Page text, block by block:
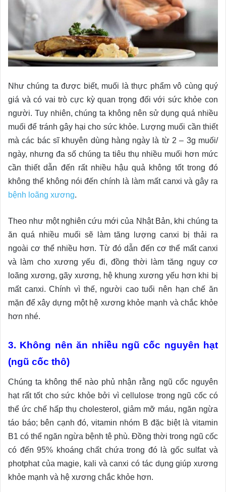
Như chúng ta được biết, muối là thực phẩm vô cùng quý
giá và có vai trò cực kỳ quan trọng đối với sức khỏe con
người. Tuy nhiên, chúng ta không nên sử dụng quá nhiều
muối để tránh gây hại cho sức khỏe. Lượng muối cần thiết
mà các bác sĩ khuyên dùng hàng ngày là từ 2 – 3g muối/
ngày, nhưng đa số chúng ta tiêu thụ nhiều muối hơn mức
cần thiết dẫn đến rất nhiều hậu quả không tốt trong đó
không thể không nói đến chính là làm mất canxi và gây ra
bệnh loãng xương.
Theo như một nghiên cứu mới của Nhật Bản, khi chúng ta
ăn quá nhiều muối sẽ làm tăng lượng canxi bị thải ra
ngoài cơ thể nhiều hơn. Từ đó dẫn đến cơ thể mất canxi
và làm cho xương yếu đi, đồng thời làm tăng nguy cơ
loãng xương, gãy xương, hệ khung xương yếu hơn khi bị
mất canxi. Chính vì thế, người cao tuổi nên hạn chế ăn
mặn để xây dựng một hệ xương khỏe mạnh và chắc khỏe
hơn nhé.
3. Không nên ăn nhiều ngũ cốc nguyên hạt
(ngũ cốc thô)
Chúng ta không thể nào phủ nhận rằng ngũ cốc nguyên
hạt rất tốt cho sức khỏe bởi vì cellulose trong ngũ cốc có
thể ức chế hấp thụ cholesterol, giảm mỡ máu, ngăn ngừa
táo báo; bên cạnh đó, vitamin nhóm B đặc biệt là vitamin
B1 có thể ngăn ngừa bệnh tê phù. Đồng thời trong ngũ cốc
có đến 95% khoáng chất chứa trong đó là gốc sulfat và
photphat của magie, kali và canxi có tác dụng giúp xương
khỏe mạnh và hệ xương chắc khỏe hơn.